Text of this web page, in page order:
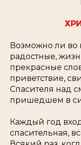
Возможно ли во
радостные,
прекрасные
приветствие,
Спасителя над
пришедшем в
Каждый год
спасительная,